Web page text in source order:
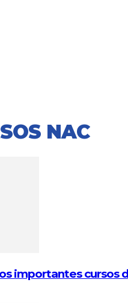
NAC
importantes cursos